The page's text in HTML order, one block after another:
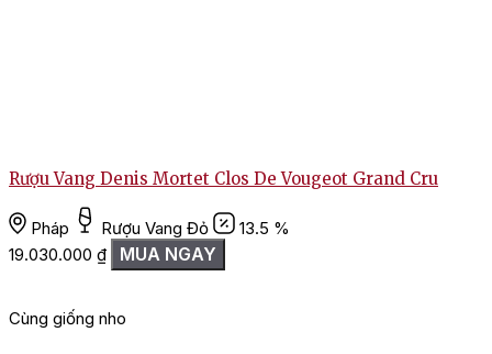
Rượu Vang Denis Mortet Clos De Vougeot Grand Cru
Pháp Rượu Vang Đỏ
13.5 %
19.030.000 ₫ MUA NGAY
Cùng giống nho